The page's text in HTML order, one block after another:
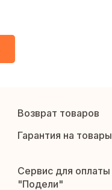
Возврат товаров
Гарантия на товары
Сервис для оплаты
"Подели"